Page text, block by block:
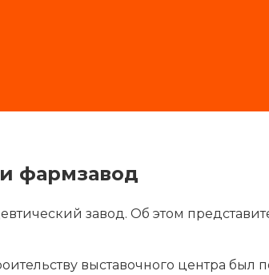
фармзавод
завод. Об этом
выставочного центра был